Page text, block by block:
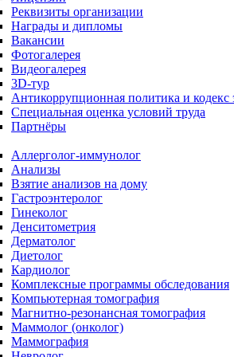
Реквизиты организации
Награды и дипломы
Вакансии
Фотогалерея
Видеогалерея
3D-тур
Антикоррупционная политика и кодекс
Специальная оценка условий труда
Партнёры
Аллерголог-иммунолог
Анализы
Взятие анализов на дому
Гастроэнтеролог
Гинеколог
Денситометрия
Дерматолог
Диетолог
Кардиолог
Комплексные программы обследования
Компьютерная томография
Магнитно-резонансная томография
Маммолог (онколог)
Маммография